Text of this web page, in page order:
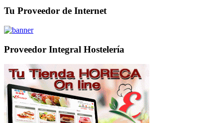
Tu Proveedor de Internet
Proveedor Integral Hostelería